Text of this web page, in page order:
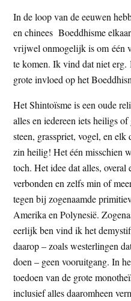
In de loop van de eeuwen
en chinees Boeddhisme
vrijwel onmogelijk is om één
te komen. Ik vind dat niet erg.
grote invloed op het
Het Shintoïsme is een oude
alles en iedereen iets heiligs
steen, grasspriet, vogel, en
zin heilig! Het één misschien
toch. Het idee dat alles,
verbonden en zelfs min of
tegen bij zogenaamde
Amerika en Polynesië.
eerlijk ben vind ik het
daarop – zoals westerlingen
doen – geen vooruitgang. In
toedoen van de grote
inclusief alles daaromheen